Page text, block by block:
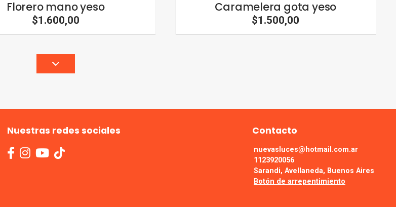
Florero mano yeso
$1.600,00
Caramelera gota yeso
$1.500,00
Nuestras redes sociales Contacto
nuevasluces@hotmail.com.ar
1123920056
Sarandi, Avellaneda, Buenos Aires
Botón de arrepentimiento